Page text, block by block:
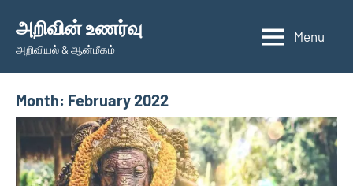
content
அறிவின் உணர்வு
அறிவியல் & ஆன்மீகம்
Menu
Month: February 2022